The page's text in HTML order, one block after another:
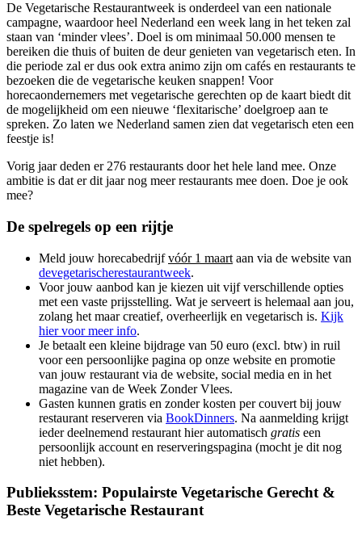
De Vegetarische Restaurantweek is onderdeel van een nationale
campagne, waardoor heel Nederland een week lang in het teken zal
staan van ‘minder vlees’. Doel is om minimaal 50.000 mensen te
bereiken die thuis of buiten de deur genieten van vegetarisch eten. In
die periode zal er dus ook extra animo zijn om cafés en restaurants te
bezoeken die de vegetarische keuken snappen! Voor
horecaondernemers met vegetarische gerechten op de kaart biedt dit
de mogelijkheid om een nieuwe ‘flexitarische’ doelgroep aan te
spreken. Zo laten we Nederland samen zien dat vegetarisch eten een
feestje is!
Vorig jaar deden er 276 restaurants door het hele land mee. Onze
ambitie is dat er dit jaar nog meer restaurants mee doen. Doe je ook
mee?
De spelregels op een rijtje
Meld jouw horecabedrijfvóór 1 maart aan via de website van
devegetarischerestaurantweek.
Voor jouw aanbod kan je kiezen uit vijf verschillende opties
met een vaste prijsstelling. Wat je serveert is helemaal aan jou,
zolang het maar creatief, overheerlijk en vegetarisch is. Kijk
hier voor meer info.
Je betaalt een kleine bijdrage van 50 euro (excl. btw) in ruil
voor een persoonlijke pagina op onze website en promotie
van jouw restaurant via de website, social media en in het
magazine van de Week Zonder Vlees.
Gasten kunnen gratis en zonder kosten per couvert bij jouw
restaurant reserveren via BookDinners. Na aanmelding krijgt
ieder deelnemend restaurant hier automatisch gratis een
persoonlijk account en reserveringspagina (mocht je dit nog
niet hebben).
Publieksstem: Populairste Vegetarische Gerecht &
Beste Vegetarische Restaurant